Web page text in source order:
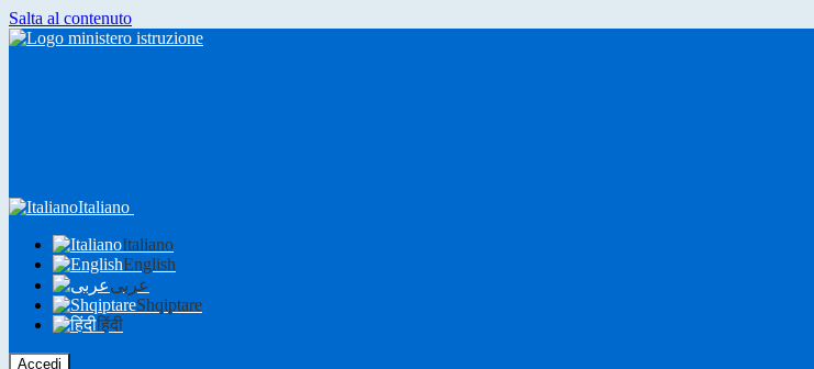
Salta al contenuto
Italiano
Italiano
English
عربى
Shqiptare
हिंदी
Accedi